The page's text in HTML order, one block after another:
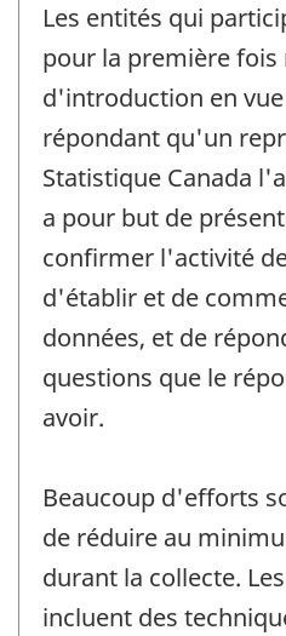
Les entités qui
pour la première
d'introduction en
répondant qu'un
Statistique Canada
a pour but de
confirmer l'activité
d'établir et de
données, et de
questions que le
avoir.
Beaucoup d'efforts
de réduire au
durant la collecte.
incluent des